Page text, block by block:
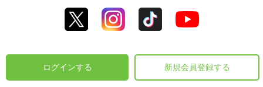
ログインする 新規会員登録する